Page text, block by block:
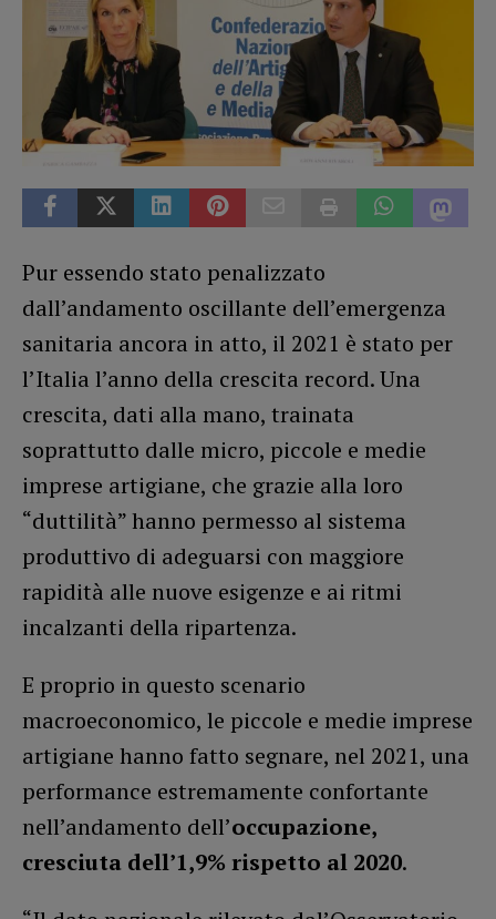
Pur essendo stato penalizzato
dall’andamento oscillante dell’emergenza
sanitaria ancora in atto, il 2021 è stato per
l’Italia l’anno della crescita record. Una
crescita, dati alla mano, trainata
soprattutto dalle micro, piccole e medie
imprese artigiane, che grazie alla loro
“duttilità” hanno permesso al sistema
produttivo di adeguarsi con maggiore
rapidità alle nuove esigenze e ai ritmi
incalzanti della ripartenza.
E proprio in questo scenario
macroeconomico, le piccole e medie imprese
artigiane hanno fatto segnare, nel 2021, una
performance estremamente confortante
nell’andamento dell’occupazione,
cresciuta dell’1,9% rispetto al 2020.